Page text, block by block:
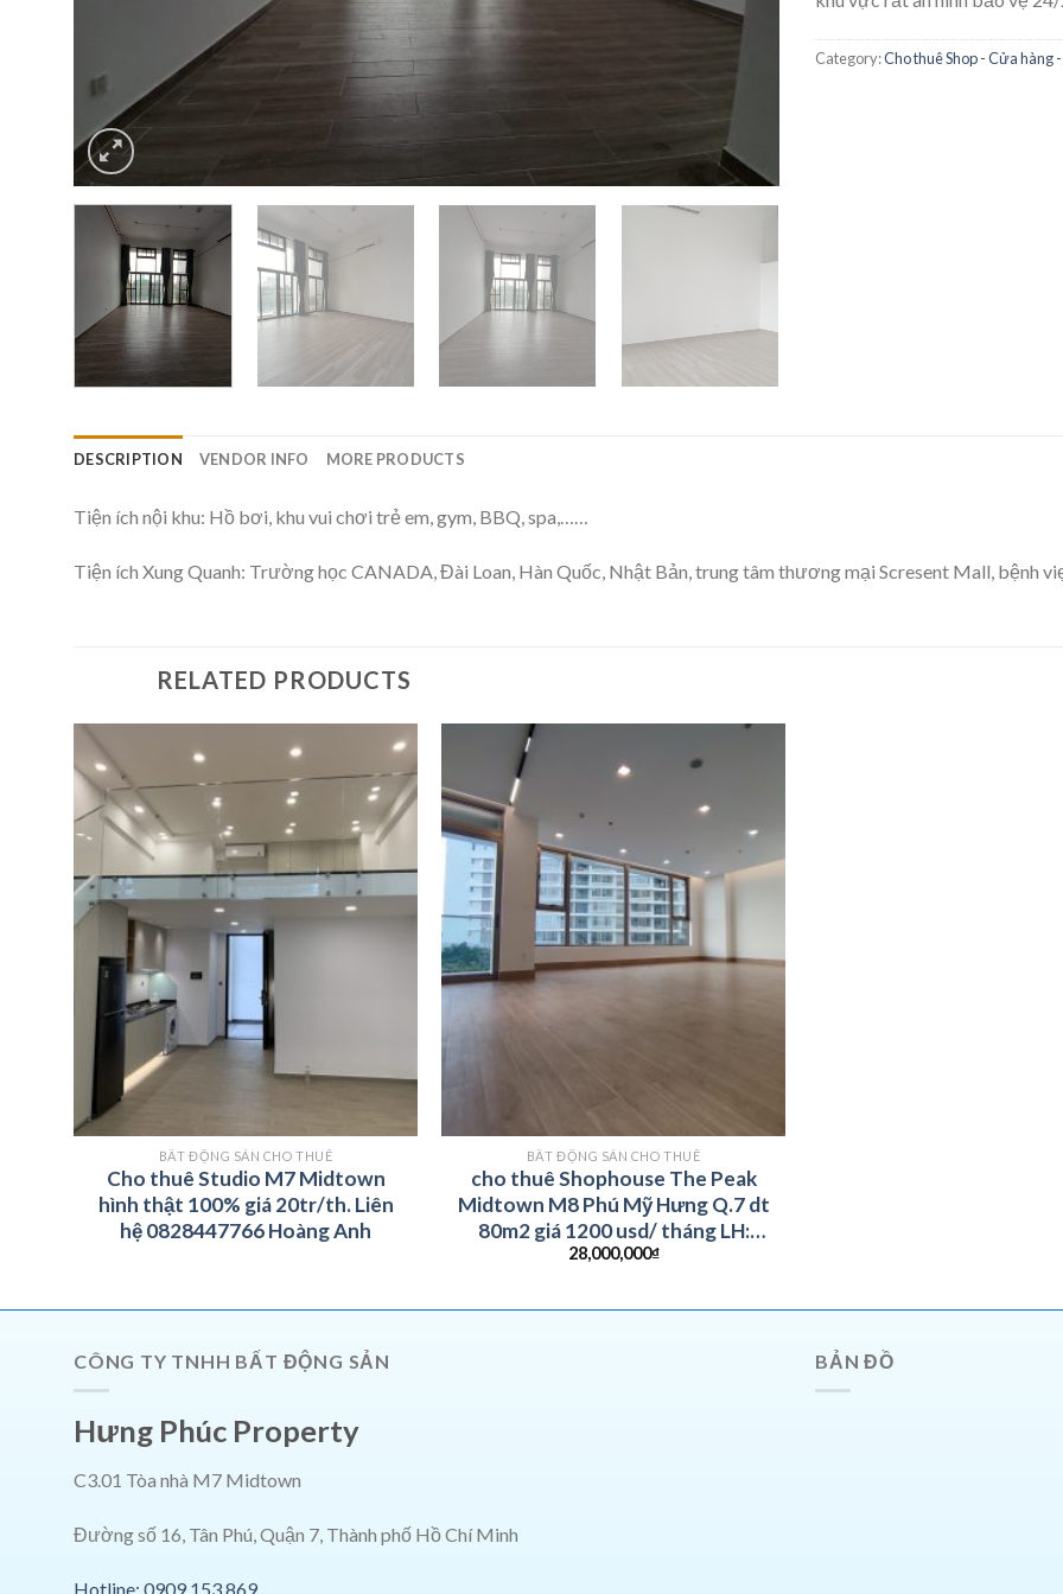
Category:Cho thuê Shop - Cửa hàng
DESCRIPTION VENDOR INFO MORE PRODUCTS
Tiện ích nội khu: Hồ bơi, khu vui chơi trẻ em, gym, BBQ, spa,……
Tiện ích Xung Quanh: Trường học CANADA, Đài Loan, Hàn Quốc, Nhật Bản, trung tâm thương mại Scresent Mall, bệnh
RELATED PRODUCTS
BẤT ĐỘNG SẢN CHO THUÊ
Cho thuê Studio M7 Midtown
hình thật 100% giá 20tr/th. Liên
hệ 0828447766 Hoàng Anh
BẤT ĐỘNG SẢN CHO THUÊ
cho thuê Shophouse The Peak
Midtown M8 Phú Mỹ Hưng Q.7 dt
80m2 giá 1200 usd/ tháng LH:
0938819190
28,000,000₫
CÔNG TY TNHH BẤT ĐỘNG SẢN
Hưng Phúc Property
C3.01 Tòa nhà M7 Midtown
Đường số 16, Tân Phú, Quận 7, Thành phố Hồ Chí Minh
Hotline: 0909.153.869
BẢN ĐỒ